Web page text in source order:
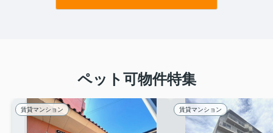
ペット可物件特集
賃貸マンション 賃貸マンション